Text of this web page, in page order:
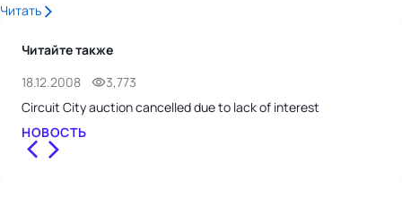
Читать
Читайте также
18.12.2008
3,773
Circuit City auction cancelled due to lack of interest
НОВОСТЬ